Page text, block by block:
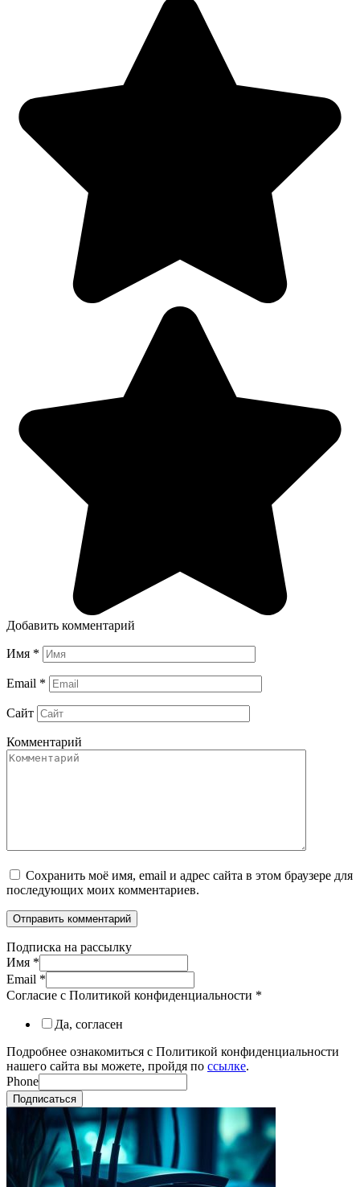
Добавить комментарий
Имя *
Email *
Сайт
Комментарий
Сохранить моё имя, email и адрес сайта в этом браузере для
последующих моих комментариев.
Подписка на рассылку
Имя *
Email *
Согласие с Политикой конфиденциальности *
Да, согласен
Подробнее ознакомиться с Политикой конфиденциальности
нашего сайта вы можете, пройдя по ссылке.
Phone
Подписаться